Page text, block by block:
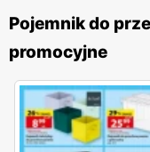
Pojemnik do
promocyjne